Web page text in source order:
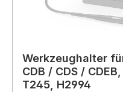
Werkzeughalter
CDB / CDS /
T245, H2994